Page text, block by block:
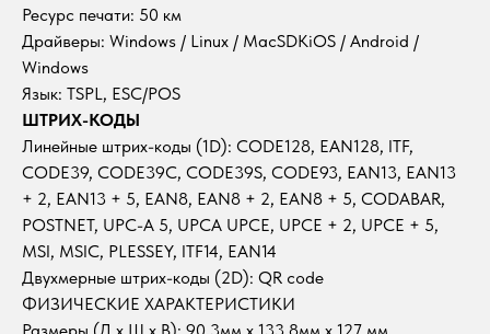
Ресурс печати: 50 км
Драйверы: Windows / Linux / MacSDKiOS / Android /
Windows
Язык: TSPL, ESC/POS
ШТРИХ-КОДЫ
Линейные штрих-коды (1D): CODE128, EAN128, ITF,
CODE39, CODE39C, CODE39S, CODE93, EAN13, EAN13
+ 2, EAN13 + 5, EAN8, EAN8 + 2, EAN8 + 5, CODABAR,
POSTNET, UPC-A 5, UPCA UPCE, UPCE + 2, UPCE + 5,
MSI, MSIC, PLESSEY, ITF14, EAN14
Двухмерные штрих-коды (2D): QR code
ФИЗИЧЕСКИЕ ХАРАКТЕРИСТИКИ